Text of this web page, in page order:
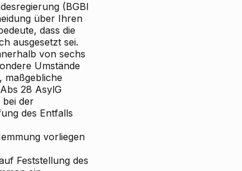
(BGBl
über Ihren
dass die
ausgesetzt sei.
von sechs
Umstände
maßgebliche
28 AsylG
bei der
des Entfalls
vorliegen
Feststellung des